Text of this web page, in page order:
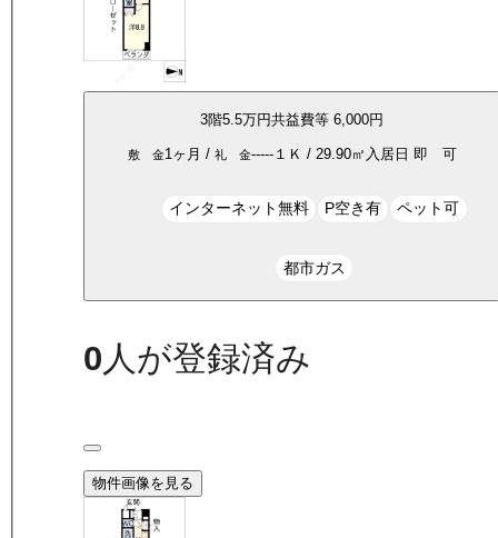
3階5.5万円共益費等6,000円
敷 金1ヶ月 / 礼 金-----１Ｋ / 29.90㎡ 入居日 即 可
インターネット無料 P空き有 ペット可
都市ガス
0 人が登録済み
物件画像を見る